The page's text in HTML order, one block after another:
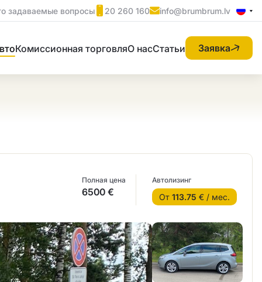
задаваемые вопросы 20 260 160 info@brumbrum.lv
Комиссионная торговляО насСтатьи Заявка
Полная цена
6500 €
Автолизинг
От 113.75 € / мес.